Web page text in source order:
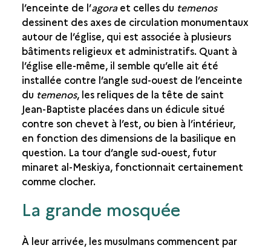
l’enceinte de l’agoraet celles du temenos
dessinent des axes de circulation monumentaux
autour de l’église, qui est associée à plusieurs
bâtiments religieux et administratifs. Quant à
l’église elle-même, il semble qu’elle ait été
installée contre l’angle sud-ouest de l’enceinte
du temenos, les reliques de la tête de saint
Jean-Baptiste placées dans un édicule situé
contre son chevet à l’est, ou bien à l’intérieur,
en fonction des dimensions de la basilique en
question. La tour d’angle sud-ouest, futur
minaret al-Meskiya, fonctionnait certainement
comme clocher.
La grande mosquée
À leur arrivée, les musulmans commencent par